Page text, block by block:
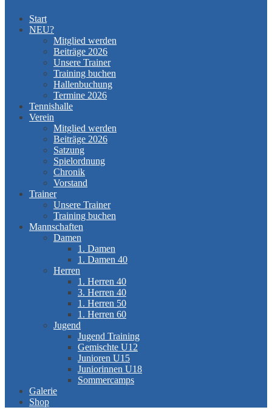
Start
NEU?
Mitglied werden
Beiträge 2026
Unsere Trainer
Training buchen
Hallenbuchung
Termine 2026
Tennishalle
Verein
Mitglied werden
Beiträge 2026
Satzung
Spielordnung
Chronik
Vorstand
Trainer
Unsere Trainer
Training buchen
Mannschaften
Damen
1. Damen
1. Damen 40
Herren
1. Herren 40
3. Herren 40
1. Herren 50
1. Herren 60
Jugend
Jugend Training
Gemischte U12
Junioren U15
Juniorinnen U18
Sommercamps
Galerie
Shop